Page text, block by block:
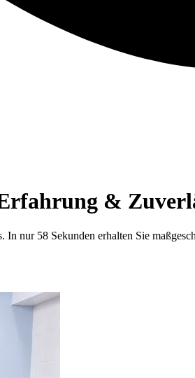
&
nur 58 Sekunden erhalten Sie